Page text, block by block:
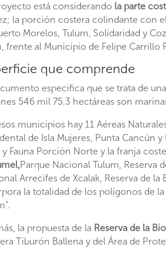
está considerando la parte
la porción costera colindante con
Morelos, Tulum, Solidaridad y
frente al Municipio de Felipe
que comprende
especifica que se trata de
546 mil 75.3 hectáreas son
municipios hay 11 Aéreas
de Isla Mujeres, Punta Cancún
y Fauna Porción Norte y la franja
Parque Nacional Tulum, Reserva
Arrecifes de Xcalak, Reserva de
la totalidad de los polígonos de
la propuesta de la Reserva de la
Tiburón Ballena y del Área de